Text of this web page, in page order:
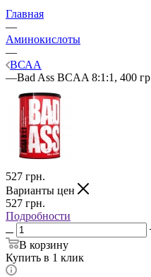
Главная
—
Аминокислоты
—
ВСАА
—Bad Ass BCAA 8:1:1, 400 гр
527 грн.
Варианты цен
527 грн.
Подробности
В корзину
Купить в 1 клик